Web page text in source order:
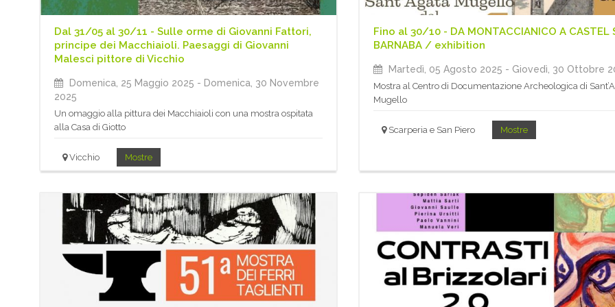
Dal 31/05 al 30/11 - Sulle orme di Giovanni Fattori,
principe dei Macchiaioli. Paesaggi di Giovanni
Malesci pittore di Vicchio
Domenica, 25 Maggio 2025 - Domenica, 30 Novembre
2025
Un omaggio alla pittura dei Macchiaioli con una mostra ospitata
alla Casa di Giotto
Vicchio Mostre
Fino al 30/10 - DA MONTACCIANICO A CASTEL
BARNABA / exhibition
Martedì, 05 Agosto 2025 - Giovedì, 30 Ottobre
Mostra al Centro di Documentazione Archeologica di
Mugello
Scarperia e San Piero Mostre